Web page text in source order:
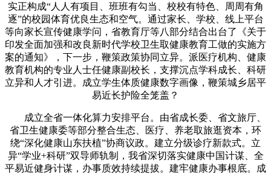
实正构成“人人有项目、班班有勾当、校校有特色、周周有角
逐”的校园体育优良生态和空气。通过家长、学校、线上平台
等向家长宣传健康学问，省教育厅等八部分结合出台了《关于
印发全面加强和改良新时代学校卫生取健康教育工做的实施方
案的通知》，下一步，鞭策政策协同立异。派医疗机构、健康
教育机构的专业人士任健康副校长，支撑沉点学科成长、科研
立异和人才引进。成立学生体质健康数字画像，鞭策城乡居平
易近长护险全笼盖？
成立全省一体化算力安排平台。由省成长委、省文旅厅、
省卫生健康委等部分整合生态、医疗、养老取旅逛资本，环
绕“深化健康山东扶植”协商议政。建立分级诊疗新款式。立
异“学业+科研”双导师轨制，我省深切落实健康中国计谋、全
平易近健身计谋，办事质效持续提拔。建牢健康办事根底。成